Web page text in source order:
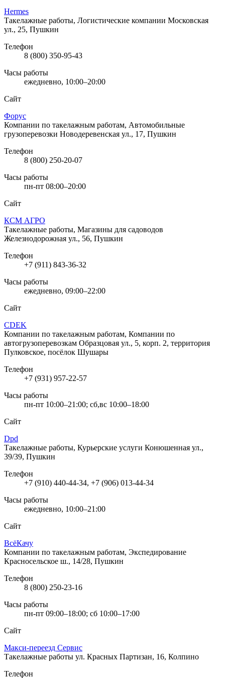
Hermes
Такелажные работы, Логистические компании Московская
ул., 25, Пушкин
Телефон
8 (800) 350-95-43
Часы работы
ежедневно, 10:00–20:00
Сайт
Форус
Компании по такелажным работам, Автомобильные
грузоперевозки Новодеревенская ул., 17, Пушкин
Телефон
8 (800) 250-20-07
Часы работы
пн-пт 08:00–20:00
Сайт
КСМ АГРО
Такелажные работы, Магазины для садоводов
Железнодорожная ул., 56, Пушкин
Телефон
+7 (911) 843-36-32
Часы работы
ежедневно, 09:00–22:00
Сайт
CDEK
Компании по такелажным работам, Компании по
автогрузоперевозкам Образцовая ул., 5, корп. 2, территория
Пулковское, посёлок Шушары
Телефон
+7 (931) 957-22-57
Часы работы
пн-пт 10:00–21:00; сб,вс 10:00–18:00
Сайт
Dpd
Такелажные работы, Курьерские услуги Конюшенная ул.,
39/39, Пушкин
Телефон
+7 (910) 440-44-34, +7 (906) 013-44-34
Часы работы
ежедневно, 10:00–21:00
Сайт
ВсёКачу
Компании по такелажным работам, Экспедирование
Красносельское ш., 14/28, Пушкин
Телефон
8 (800) 250-23-16
Часы работы
пн-пт 09:00–18:00; сб 10:00–17:00
Сайт
Макси-переезд Сервис
Такелажные работы ул. Красных Партизан, 16, Колпино
Телефон